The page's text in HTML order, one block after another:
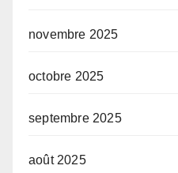
novembre 2025
octobre 2025
septembre 2025
août 2025